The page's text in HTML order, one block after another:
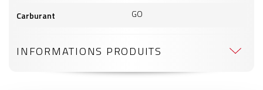
Carburant GO
INFORMATIONS PRODUITS